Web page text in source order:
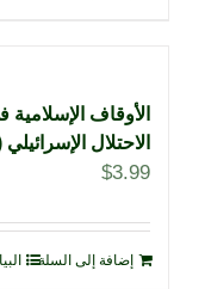
الأوقاف
الاحتلال
$3.99
إضافة إلى السلة